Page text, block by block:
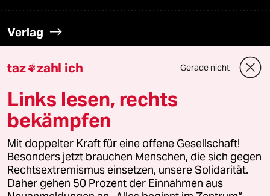
Verlag
Aktuelles
Hausblog
Die Seitenwende
Stellen
Presse
taz zahl ich Gerade nicht
Links lesen, rechts
bekämpfen
Mit doppelter Kraft für eine offene Gesellschaft!
Besonders jetzt brauchen Menschen, die sich gegen
Rechtsextremismus einsetzen, unsere Solidarität.
Daher gehen 50 Prozent der Einnahmen aus